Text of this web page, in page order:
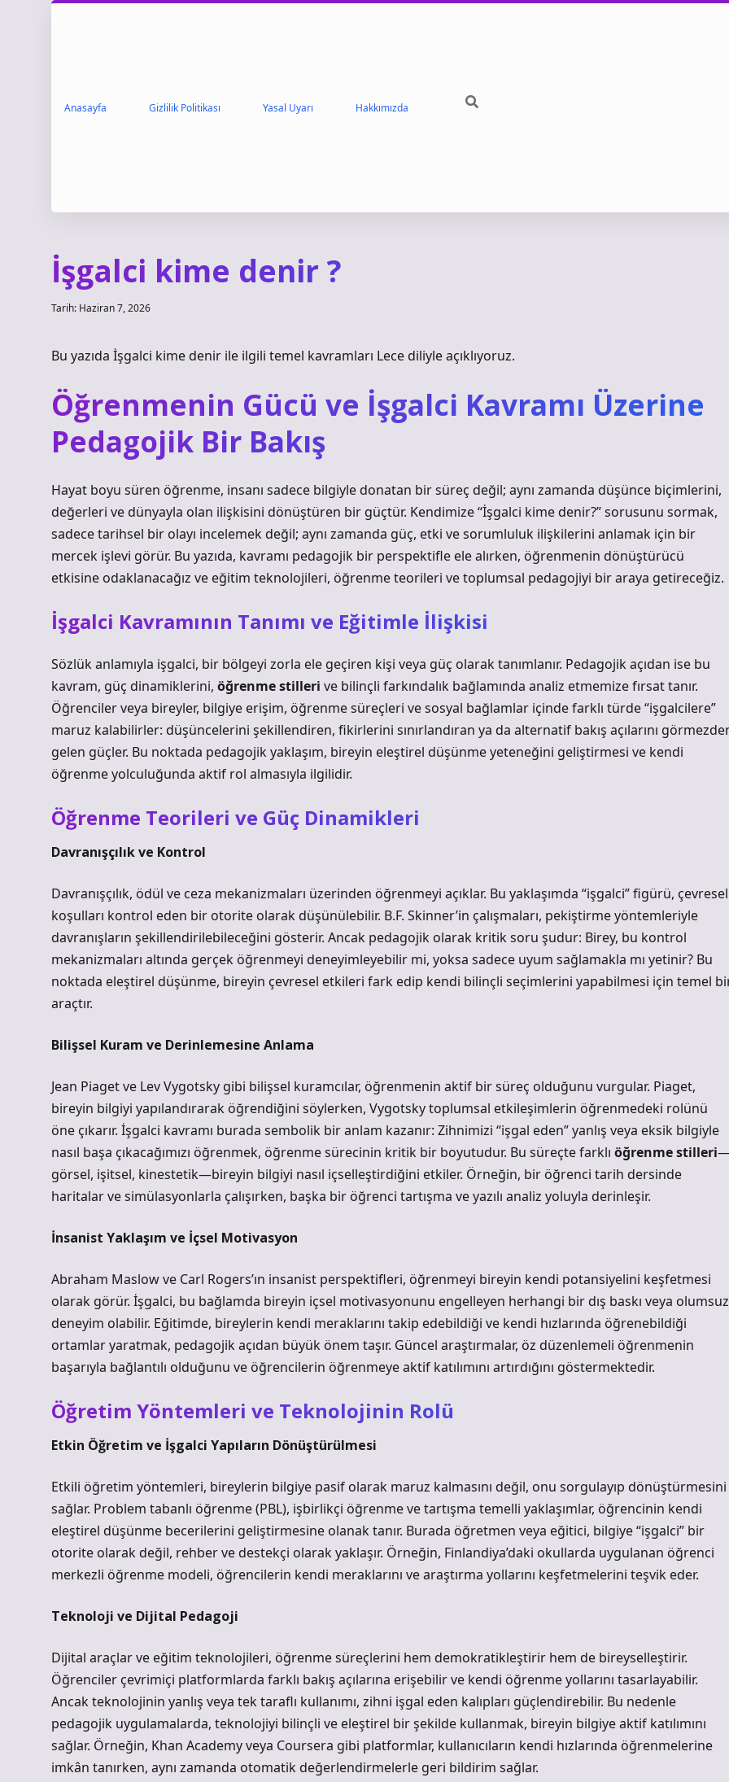
Anasayfa Gizlilik Politikası Yasal Uyarı Hakkımızda
İşgalci kime denir ?
Tarih: Haziran 7, 2026
Bu yazıda İşgalci kime denir ile ilgili temel kavramları Lece diliyle açıklıyoruz.
Öğrenmenin Gücü ve İşgalci Kavramı Üzerine
Pedagojik Bir Bakış
Hayat boyu süren öğrenme, insanı sadece bilgiyle donatan bir süreç değil; aynı zamanda düşünce biçimlerini,
değerleri ve dünyayla olan ilişkisini dönüştüren bir güçtür. Kendimize “İşgalci kime denir?” sorusunu sormak,
sadece tarihsel bir olayı incelemek değil; aynı zamanda güç, etki ve sorumluluk ilişkilerini anlamak için bir
mercek işlevi görür. Bu yazıda, kavramı pedagojik bir perspektifle ele alırken, öğrenmenin dönüştürücü
etkisine odaklanacağız ve eğitim teknolojileri, öğrenme teorileri ve toplumsal pedagojiyi bir araya getireceğiz.
İşgalci Kavramının Tanımı ve Eğitimle İlişkisi
Sözlük anlamıyla işgalci, bir bölgeyi zorla ele geçiren kişi veya güç olarak tanımlanır. Pedagojik açıdan ise bu
kavram, güç dinamiklerini, öğrenme stilleri ve bilinçli farkındalık bağlamında analiz etmemize fırsat tanır.
Öğrenciler veya bireyler, bilgiye erişim, öğrenme süreçleri ve sosyal bağlamlar içinde farklı türde “işgalcilere”
maruz kalabilirler: düşüncelerini şekillendiren, fikirlerini sınırlandıran ya da alternatif bakış açılarını
gelen güçler. Bu noktada pedagojik yaklaşım, bireyin eleştirel düşünme yeteneğini geliştirmesi ve kendi
öğrenme yolculuğunda aktif rol almasıyla ilgilidir.
Öğrenme Teorileri ve Güç Dinamikleri
Davranışçılık ve Kontrol
Davranışçılık, ödül ve ceza mekanizmaları üzerinden öğrenmeyi açıklar. Bu yaklaşımda “işgalci” figürü, çevresel
koşulları kontrol eden bir otorite olarak düşünülebilir. B.F. Skinner’in çalışmaları, pekiştirme yöntemleriyle
davranışların şekillendirilebileceğini gösterir. Ancak pedagojik olarak kritik soru şudur: Birey, bu kontrol
mekanizmaları altında gerçek öğrenmeyi deneyimleyebilir mi, yoksa sadece uyum sağlamakla mı yetinir? Bu
noktada eleştirel düşünme, bireyin çevresel etkileri fark edip kendi bilinçli seçimlerini yapabilmesi için temel
araçtır.
Bilişsel Kuram ve Derinlemesine Anlama
Jean Piaget ve Lev Vygotsky gibi bilişsel kuramcılar, öğrenmenin aktif bir süreç olduğunu vurgular. Piaget,
bireyin bilgiyi yapılandırarak öğrendiğini söylerken, Vygotsky toplumsal etkileşimlerin öğrenmedeki rolünü
öne çıkarır. İşgalci kavramı burada sembolik bir anlam kazanır: Zihnimizi “işgal eden” yanlış veya eksik bilgiyle
nasıl başa çıkacağımızı öğrenmek, öğrenme sürecinin kritik bir boyutudur. Bu süreçte farklı öğrenme stilleri
görsel, işitsel, kinestetik—bireyin bilgiyi nasıl içselleştirdiğini etkiler. Örneğin, bir öğrenci tarih dersinde
haritalar ve simülasyonlarla çalışırken, başka bir öğrenci tartışma ve yazılı analiz yoluyla derinleşir.
İnsanist Yaklaşım ve İçsel Motivasyon
Abraham Maslow ve Carl Rogers’ın insanist perspektifleri, öğrenmeyi bireyin kendi potansiyelini keşfetmesi
olarak görür. İşgalci, bu bağlamda bireyin içsel motivasyonunu engelleyen herhangi bir dış baskı veya olumsuz
deneyim olabilir. Eğitimde, bireylerin kendi meraklarını takip edebildiği ve kendi hızlarında öğrenebildiği
ortamlar yaratmak, pedagojik açıdan büyük önem taşır. Güncel araştırmalar, öz düzenlemeli öğrenmenin
başarıyla bağlantılı olduğunu ve öğrencilerin öğrenmeye aktif katılımını artırdığını göstermektedir.
Öğretim Yöntemleri ve Teknolojinin Rolü
Etkin Öğretim ve İşgalci Yapıların Dönüştürülmesi
Etkili öğretim yöntemleri, bireylerin bilgiye pasif olarak maruz kalmasını değil, onu sorgulayıp dönüştürmesini
sağlar. Problem tabanlı öğrenme (PBL), işbirlikçi öğrenme ve tartışma temelli yaklaşımlar, öğrencinin kendi
eleştirel düşünme becerilerini geliştirmesine olanak tanır. Burada öğretmen veya eğitici, bilgiye “işgalci” bir
otorite olarak değil, rehber ve destekçi olarak yaklaşır. Örneğin, Finlandiya’daki okullarda uygulanan öğrenci
merkezli öğrenme modeli, öğrencilerin kendi meraklarını ve araştırma yollarını keşfetmelerini teşvik eder.
Teknoloji ve Dijital Pedagoji
Dijital araçlar ve eğitim teknolojileri, öğrenme süreçlerini hem demokratikleştirir hem de bireyselleştirir.
Öğrenciler çevrimiçi platformlarda farklı bakış açılarına erişebilir ve kendi öğrenme yollarını tasarlayabilir.
Ancak teknolojinin yanlış veya tek taraflı kullanımı, zihni işgal eden kalıpları güçlendirebilir. Bu nedenle
pedagojik uygulamalarda, teknolojiyi bilinçli ve eleştirel bir şekilde kullanmak, bireyin bilgiye aktif katılımını
sağlar. Örneğin, Khan Academy veya Coursera gibi platformlar, kullanıcıların kendi hızlarında öğrenmelerine
imkân tanırken, aynı zamanda otomatik değerlendirmelerle geri bildirim sağlar.